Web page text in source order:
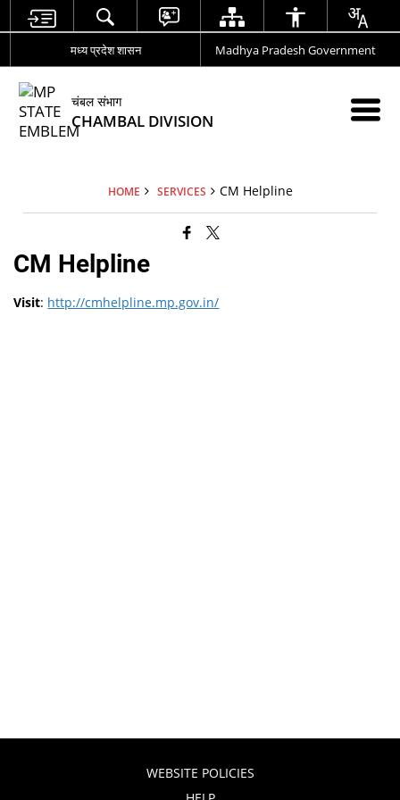
मध्य प्रदेश शासन Madhya Pradesh Government
चंबल संभाग
CHAMBAL DIVISION
HOME SERVICES CM Helpline
CM Helpline
Visit: http://cmhelpline.mp.gov.in/
WEBSITE POLICIES